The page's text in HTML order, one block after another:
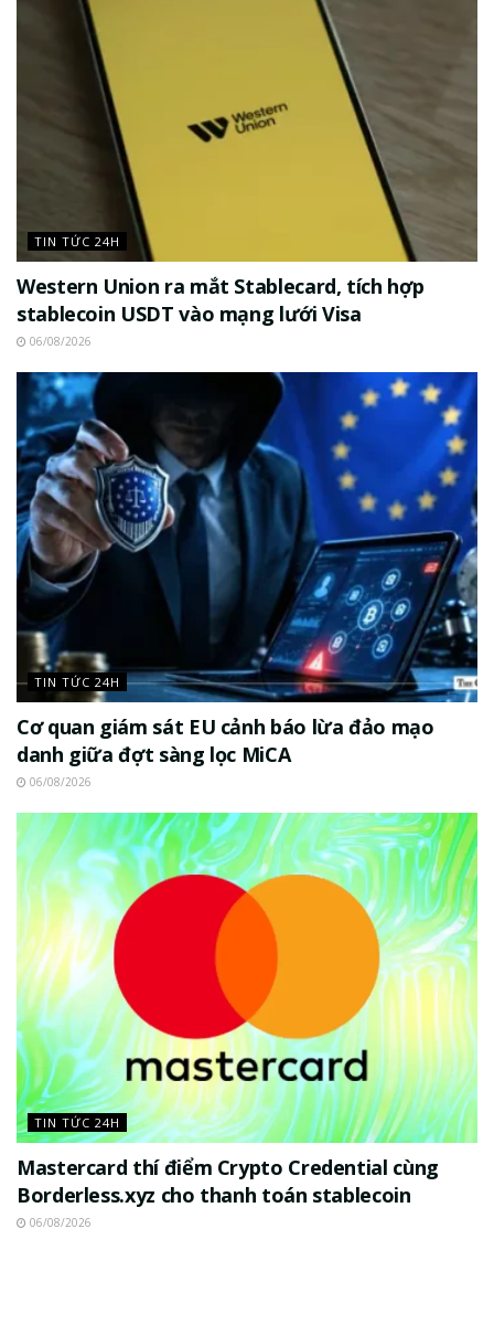
TIN TỨC 24H
Western Union ra mắt Stablecard, tích hợp
stablecoin USDT vào mạng lưới Visa
06/08/2026
TIN TỨC 24H
Cơ quan giám sát EU cảnh báo lừa đảo mạo
danh giữa đợt sàng lọc MiCA
06/08/2026
TIN TỨC 24H
Mastercard thí điểm Crypto Credential cùng
Borderless.xyz cho thanh toán stablecoin
06/08/2026